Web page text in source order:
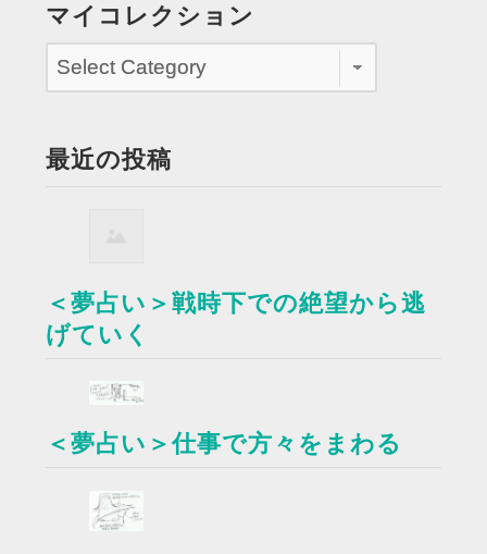
マイコレクション
最近の投稿
＜夢占い＞戦時下での絶望から逃
げていく
＜夢占い＞仕事で方々をまわる